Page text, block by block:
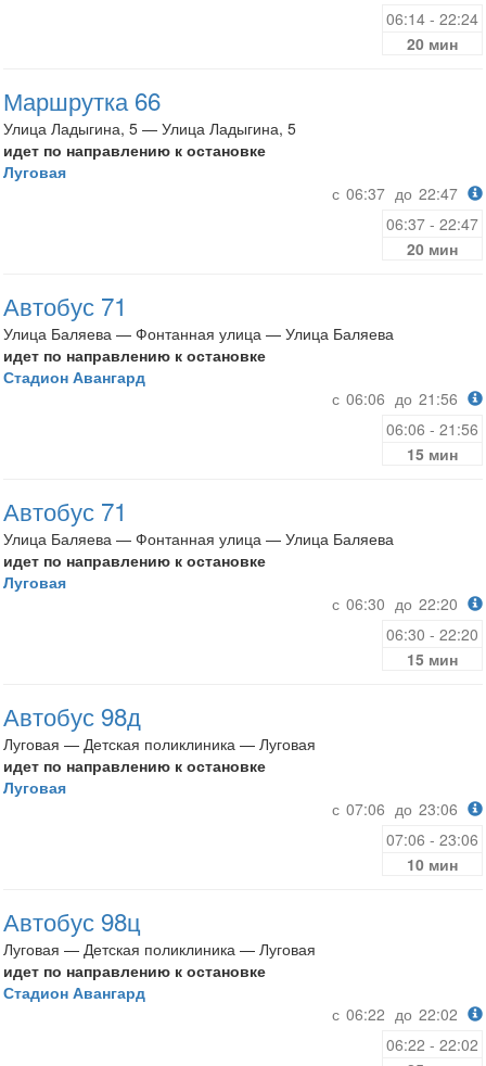
06:14 - 22:24
20 мин
Маршрутка 66
Улица Ладыгина, 5 — Улица Ладыгина, 5
идет по направлению к остановке
Луговая
с 06:37 до 22:47
06:37 - 22:47
20 мин
Автобус 71
Улица Баляева — Фонтанная улица — Улица Баляева
идет по направлению к остановке
Стадион Авангард
с 06:06 до 21:56
06:06 - 21:56
15 мин
Автобус 71
Улица Баляева — Фонтанная улица — Улица Баляева
идет по направлению к остановке
Луговая
с 06:30 до 22:20
06:30 - 22:20
15 мин
Автобус 98д
Луговая — Детская поликлиника — Луговая
идет по направлению к остановке
Луговая
с 07:06 до 23:06
07:06 - 23:06
10 мин
Автобус 98ц
Луговая — Детская поликлиника — Луговая
идет по направлению к остановке
Стадион Авангард
с 06:22 до 22:02
06:22 - 22:02